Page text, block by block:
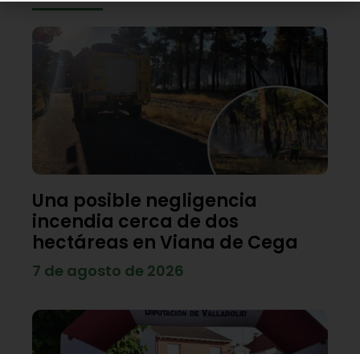
Una posible negligencia
incendia cerca de dos
hectáreas en Viana de Cega
7 de agosto de 2026